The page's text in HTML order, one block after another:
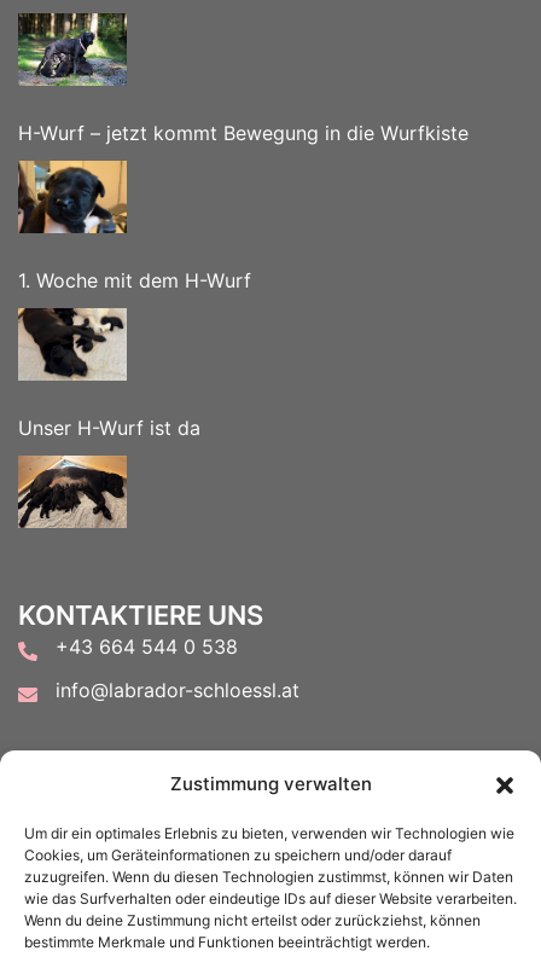
Zustimmung verwalten
Um dir ein optimales Erlebnis zu bieten, verwenden wir Technologien wie
Cookies, um Geräteinformationen zu speichern und/oder darauf
zuzugreifen. Wenn du diesen Technologien zustimmst, können wir Daten
wie das Surfverhalten oder eindeutige IDs auf dieser Website verarbeiten.
Wenn du deine Zustimmung nicht erteilst oder zurückziehst, können
bestimmte Merkmale und Funktionen beeinträchtigt werden.
H-Wurf – jetzt kommt Bewegung in die Wurfkiste
1. Woche mit dem H-Wurf
Unser H-Wurf ist da
KONTAKTIERE UNS
+43 664 544 0 538
info@labrador-schloessl.at
FOLGE UNS AUF
ACHTUNG: